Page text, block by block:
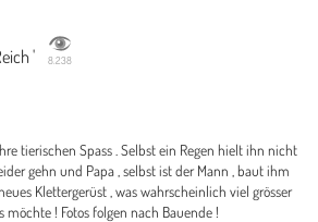
' 8.238
tierischen Spass . Selbst ein Regen hielt ihn nicht
gehn und Papa , selbst ist der Mann , baut ihm
Klettergerüst , was wahrscheinlich viel grösser
möchte ! Fotos folgen nach Bauende !